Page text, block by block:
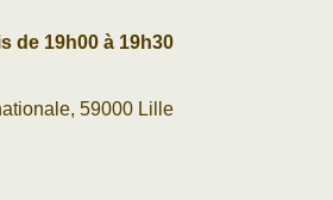
de 19h00 à 19h30
59000 Lille